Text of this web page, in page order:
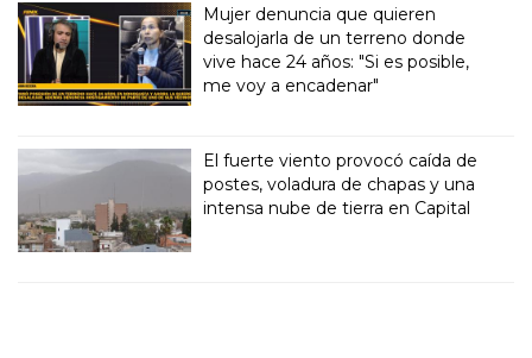
Mujer denuncia que quieren
desalojarla de un terreno donde
vive hace 24 años: "Si es posible,
me voy a encadenar"
El fuerte viento provocó caída de
postes, voladura de chapas y una
intensa nube de tierra en Capital